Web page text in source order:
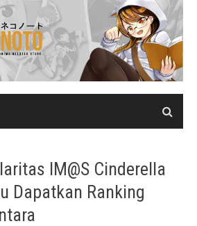
IM@S Cinderella
Dapatkan Ranking